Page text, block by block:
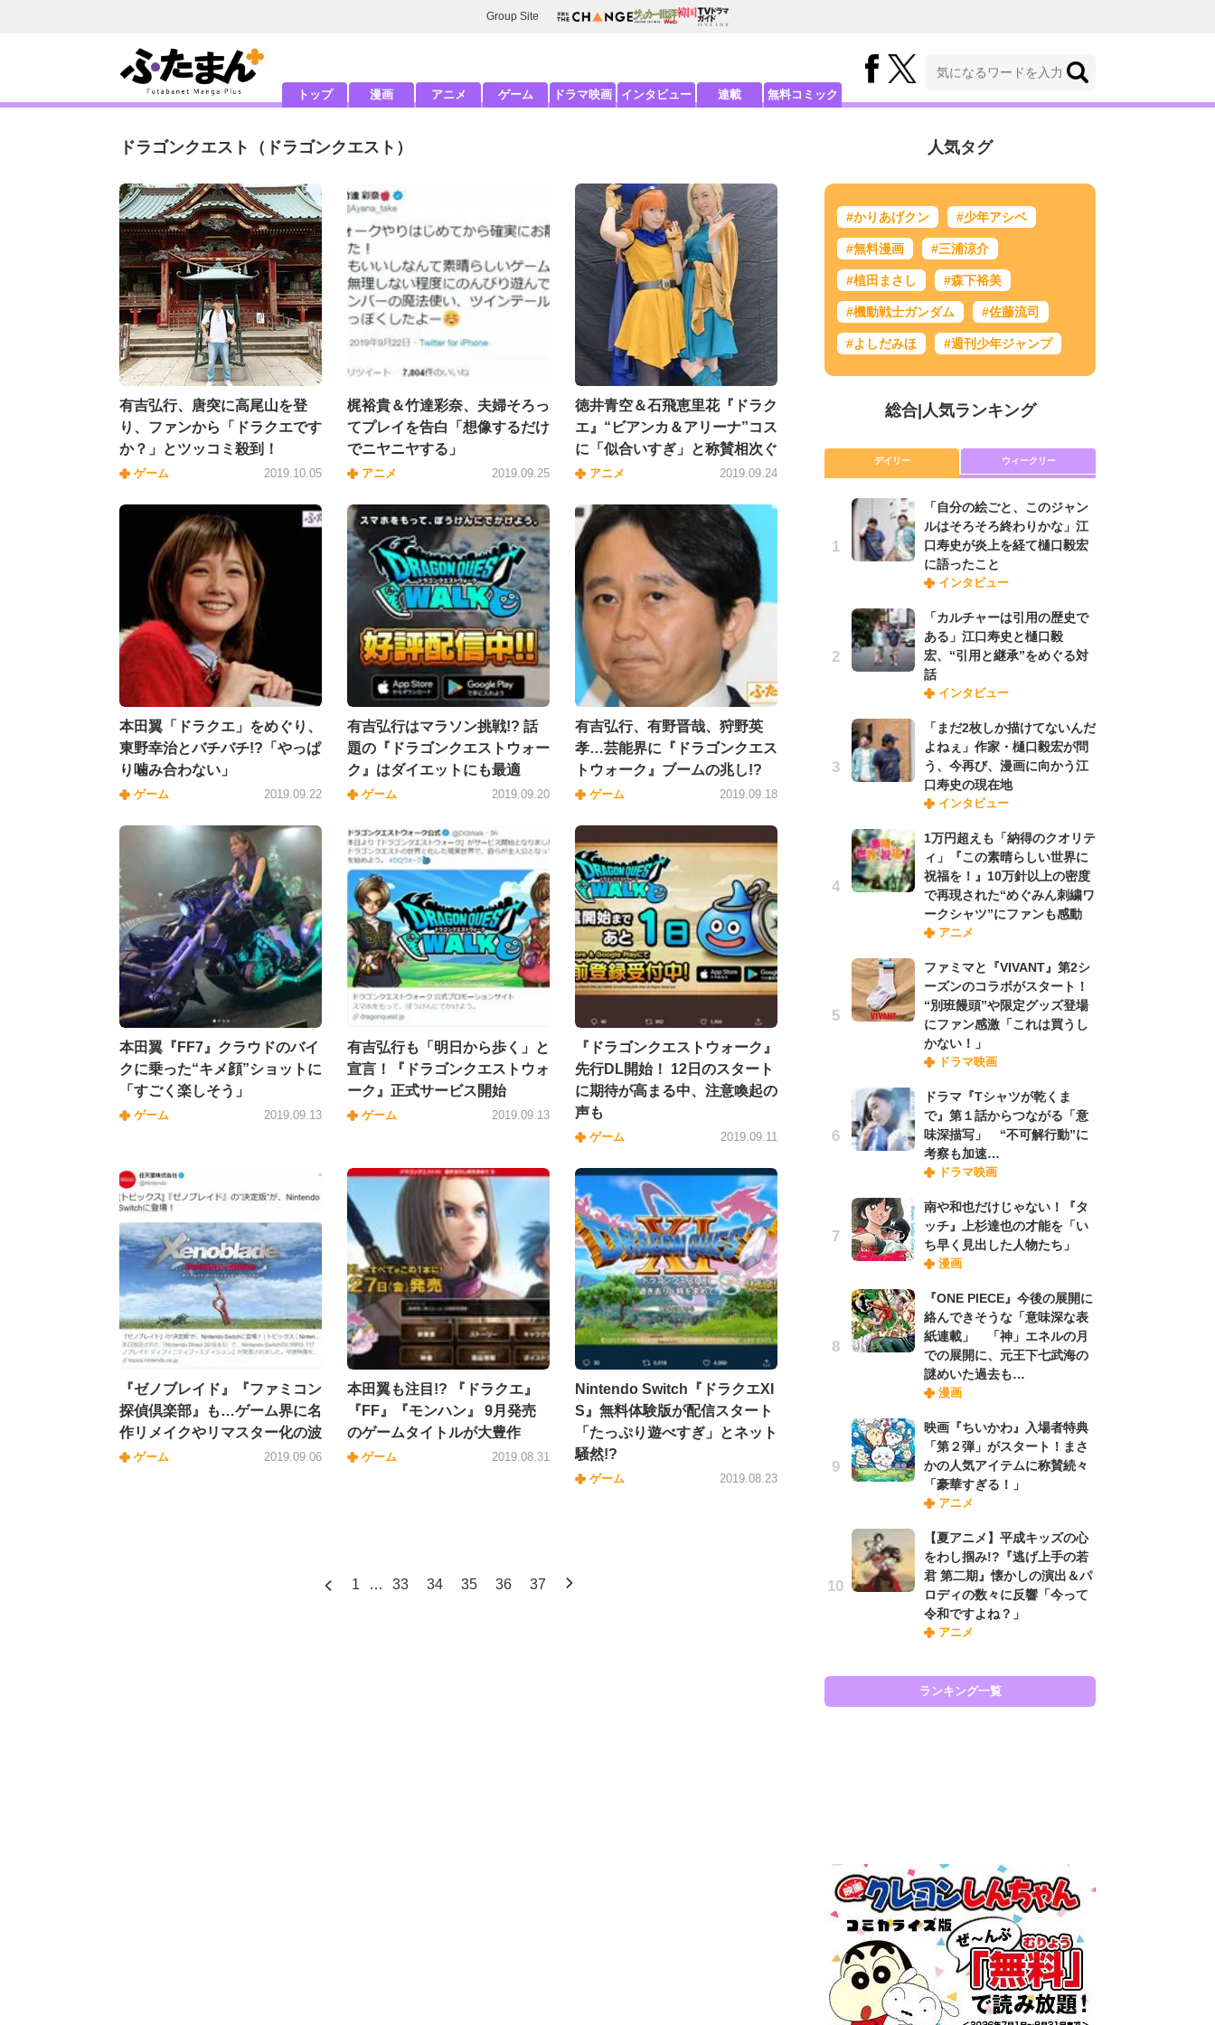
Group Site
トップ 漫画 アニメ ゲーム ドラマ映画 インタビュー 連載 無料コミック
ドラゴンクエスト （ドラゴンクエスト）
有吉弘行、唐突に高尾山を登
り、ファンから「ドラクエです
か？」とツッコミ殺到！
ゲーム 2019.10.05
梶裕貴＆竹達彩奈、夫婦そろっ
てプレイを告白「想像するだけ
でニヤニヤする」
アニメ 2019.09.25
徳井青空＆石飛恵里花『ドラク
エ』“ビアンカ＆アリーナ”コス
に「似合いすぎ」と称賛相次ぐ
アニメ 2019.09.24
本田翼「ドラクエ」をめぐり、
東野幸治とバチバチ!?「やっぱ
り噛み合わない」
ゲーム 2019.09.22
有吉弘行はマラソン挑戦!? 話
題の『ドラゴンクエストウォー
ク』はダイエットにも最適
ゲーム 2019.09.20
有吉弘行、有野晋哉、狩野英
孝…芸能界に『ドラゴンクエス
トウォーク』ブームの兆し!?
ゲーム 2019.09.18
本田翼『FF7』クラウドのバイ
クに乗った“キメ顔”ショットに
「すごく楽しそう」
ゲーム 2019.09.13
有吉弘行も「明日から歩く」と
宣言！『ドラゴンクエストウォ
ーク』正式サービス開始
ゲーム 2019.09.13
『ドラゴンクエストウォーク』
先行DL開始！ 12日のスタート
に期待が高まる中、注意喚起の
声も
ゲーム 2019.09.11
『ゼノブレイド』『ファミコン
探偵倶楽部』も…ゲーム界に名
作リメイクやリマスター化の波
ゲーム 2019.09.06
本田翼も注目!? 『ドラクエ』
『FF』『モンハン』 9月発売
のゲームタイトルが大豊作
ゲーム 2019.08.31
Nintendo Switch『ドラクエXI
S』無料体験版が配信スタート
「たっぷり遊べすぎ」とネット
騒然!?
ゲーム 2019.08.23
1 … 33 34 35 36 37
人気タグ
#かりあげクン #少年アシベ
#無料漫画 #三浦涼介
#植田まさし #森下裕美
#機動戦士ガンダム #佐藤流司
#よしだみほ #週刊少年ジャンプ
総合| 人気ランキング
デイリー ウィークリー
「自分の絵ごと、このジャン
ルはそろそろ終わりかな」江
口寿史が炎上を経て樋口毅宏
に語ったこと
インタビュー
「カルチャーは引用の歴史で
ある」江口寿史と樋口毅
宏、“引用と継承”をめぐる対
話
インタビュー
「まだ2枚しか描けてないんだ
よねぇ」作家・樋口毅宏が問
う、今再び、漫画に向かう江
口寿史の現在地
インタビュー
1万円超えも「納得のクオリテ
ィ」『この素晴らしい世界に
祝福を！』10万針以上の密度
で再現された“めぐみん刺繍ワ
ークシャツ”にファンも感動
アニメ
ファミマと『VIVANT』第2シ
ーズンのコラボがスタート！
“別班饅頭”や限定グッズ登場
にファン感激「これは買うし
かない！」
ドラマ映画
ドラマ『Tシャツが乾くま
で』第１話からつながる「意
味深描写」 “不可解行動”に
考察も加速…
ドラマ映画
南や和也だけじゃない！『タ
ッチ』上杉達也の才能を「い
ち早く見出した人物たち」
漫画
『ONE PIECE』今後の展開に
絡んできそうな「意味深な表
紙連載」 「神」エネルの月
での展開に、元王下七武海の
謎めいた過去も…
漫画
映画『ちいかわ』入場者特典
「第２弾」がスタート！まさ
かの人気アイテムに称賛続々
「豪華すぎる！」
アニメ
【夏アニメ】平成キッズの心
をわし掴み!?『逃げ上手の若
君 第二期』懐かしの演出＆パ
ロディの数々に反響「今って
令和ですよね？」
アニメ
ランキング一覧